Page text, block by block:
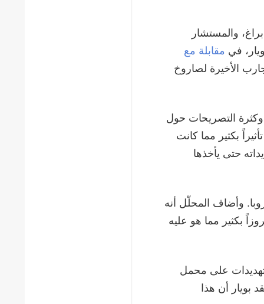
والمستشار
في مقابلة مع
الأخيرة لصاروخ
التصريحات حول
بكثير مما كانت
حتى يأخذها
وأضاف المحلّل أنه
بكثير مما هو عليه
على محمل
بويار أن هذا